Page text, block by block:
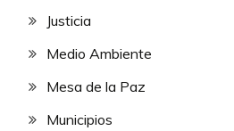
Justicia
Medio Ambiente
Mesa de la Paz
Municipios